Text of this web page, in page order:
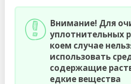
Внимание! Для
уплотнительных
коем случае
использовать
содержащие
едкие вещества